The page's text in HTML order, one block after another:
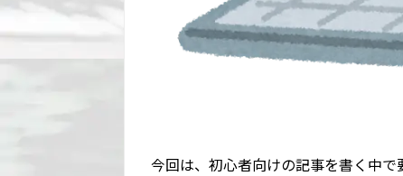
今回は、初心者向けの記事を書く中で